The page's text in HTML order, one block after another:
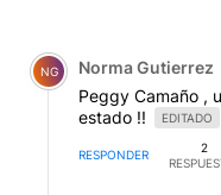
Comentario de Norma
NG Norma Gutierrez
Peggy Camaño ,
estado !!
EDITADO
RESPONDER
2